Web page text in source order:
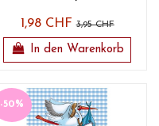
1,98 CHF3,95 CHF
In den Warenkorb
-50%